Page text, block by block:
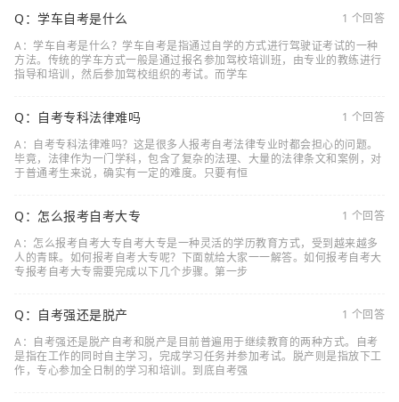
Q：学车自考是什么
1 个回答
A：学车自考是什么？学车自考是指通过自学的方式进行驾驶证考试的一种
方法。传统的学车方式一般是通过报名参加驾校培训班，由专业的教练进行
指导和培训，然后参加驾校组织的考试。而学车
Q：自考专科法律难吗
1 个回答
A：自考专科法律难吗？这是很多人报考自考法律专业时都会担心的问题。
毕竟，法律作为一门学科，包含了复杂的法理、大量的法律条文和案例，对
于普通考生来说，确实有一定的难度。只要有恒
Q：怎么报考自考大专
1 个回答
A：怎么报考自考大专自考大专是一种灵活的学历教育方式，受到越来越多
人的青睐。如何报考自考大专呢？下面就给大家一一解答。如何报考自考大
专报考自考大专需要完成以下几个步骤。第一步
Q：自考强还是脱产
1 个回答
A：自考强还是脱产自考和脱产是目前普遍用于继续教育的两种方式。自考
是指在工作的同时自主学习，完成学习任务并参加考试。脱产则是指放下工
作，专心参加全日制的学习和培训。到底自考强